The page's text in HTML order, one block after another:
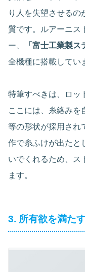
り人を失望させるの
質です。ルアーニス
ー、
「富士工業製
全機種に搭載してい
特筆すべきは、ロッ
ここには、糸絡みを
等の形状が採用され
作で糸ふけが出たと
いでくれるため、ス
ます。
3. 所有欲を満た